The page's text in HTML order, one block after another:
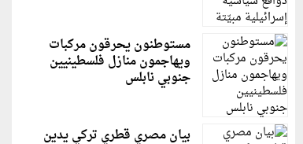
مستوطنون يحرقون مركبات
ويهاجمون منازل فلسطينيين
جنوبي نابلس
بيان مصري قطري تركي يدين